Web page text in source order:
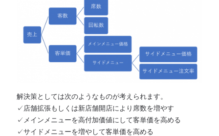
解決策としては次のようなものが考えられます。
✓店舗拡張もしくは新店舗開店により席数を増やす
✓メインメニューを高付加価値にして客単価を高める
✓サイドメニューを増やして客単価を高める